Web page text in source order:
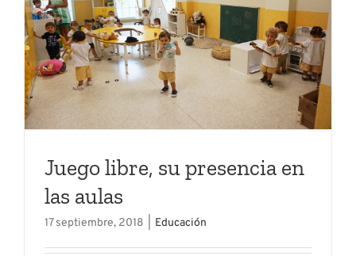
Juego libre, su presencia en
las aulas
17 septiembre, 2018 Educación